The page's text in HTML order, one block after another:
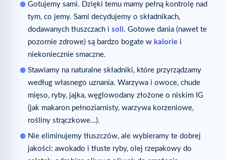
Gotujemy sami. Dzięki temu mamy pełną kontrolę nad
tym, co jemy. Sami decydujemy o składnikach,
dodawanych tłuszczach i soli. Gotowe dania (nawet te
pozornie zdrowe) są bardzo bogate w kalorie i
niekoniecznie smaczne.
Stawiamy na naturalne składniki, które przyrządzamy
według własnego uznania. Warzywa i owoce, chude
mięso, ryby, jajka, węglowodany złożone o niskim IG
(jak makaron pełnoziarnisty, warzywa korzeniowe,
rośliny strączkowe…).
Nie eliminujemy tłuszczów, ale wybieramy te dobrej
jakości: awokado i tłuste ryby, olej rzepakowy do